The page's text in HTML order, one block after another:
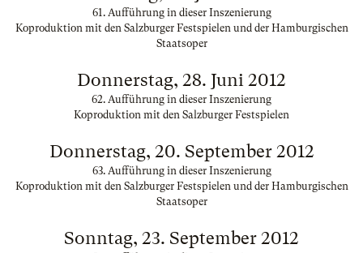
61. Aufführung in dieser Inszenierung
Koproduktion mit den Salzburger Festspielen und der Hamburgischen
Staatsoper
Donnerstag, 28. Juni 2012
62. Aufführung in dieser Inszenierung
Koproduktion mit den Salzburger Festspielen
Donnerstag, 20. September 2012
63. Aufführung in dieser Inszenierung
Koproduktion mit den Salzburger Festspielen und der Hamburgischen
Staatsoper
Sonntag, 23. September 2012